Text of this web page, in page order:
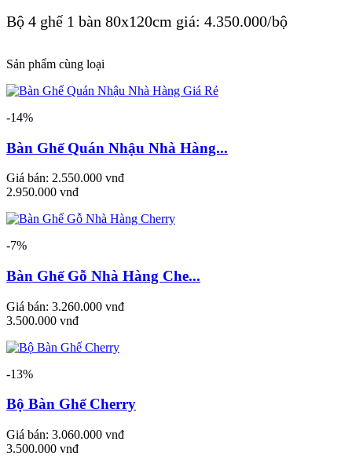
Bộ 4 ghế 1 bàn 80x120cm giá: 4.350.000/bộ
Sản phẩm cùng loại
-14%
Bàn Ghế Quán Nhậu Nhà Hàng...
Giá bán: 2.550.000 vnđ
2.950.000 vnđ
-7%
Bàn Ghế Gỗ Nhà Hàng Che...
Giá bán: 3.260.000 vnđ
3.500.000 vnđ
-13%
Bộ Bàn Ghế Cherry
Giá bán: 3.060.000 vnđ
3.500.000 vnđ